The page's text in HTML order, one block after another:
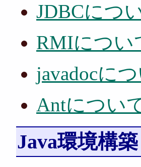
JDBCにつ
RMIについ
javadocに
Antについ
Java環境構築